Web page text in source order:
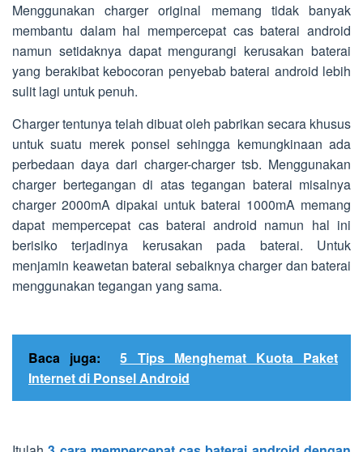
Menggunakan charger original memang tidak banyak
membantu dalam hal mempercepat cas baterai android
namun setidaknya dapat mengurangi kerusakan baterai
yang berakibat kebocoran penyebab baterai android lebih
sulit lagi untuk penuh.
Charger tentunya telah dibuat oleh pabrikan secara khusus
untuk suatu merek ponsel sehingga kemungkinaan ada
perbedaan daya dari charger-charger tsb. Menggunakan
charger bertegangan di atas tegangan baterai misalnya
charger 2000mA dipakai untuk baterai 1000mA memang
dapat mempercepat cas baterai android namun hal ini
berisiko terjadinya kerusakan pada baterai. Untuk
menjamin keawetan baterai sebaiknya charger dan baterai
menggunakan tegangan yang sama.
Baca juga:
5 Tips Menghemat Kuota Paket
Internet di Ponsel Android